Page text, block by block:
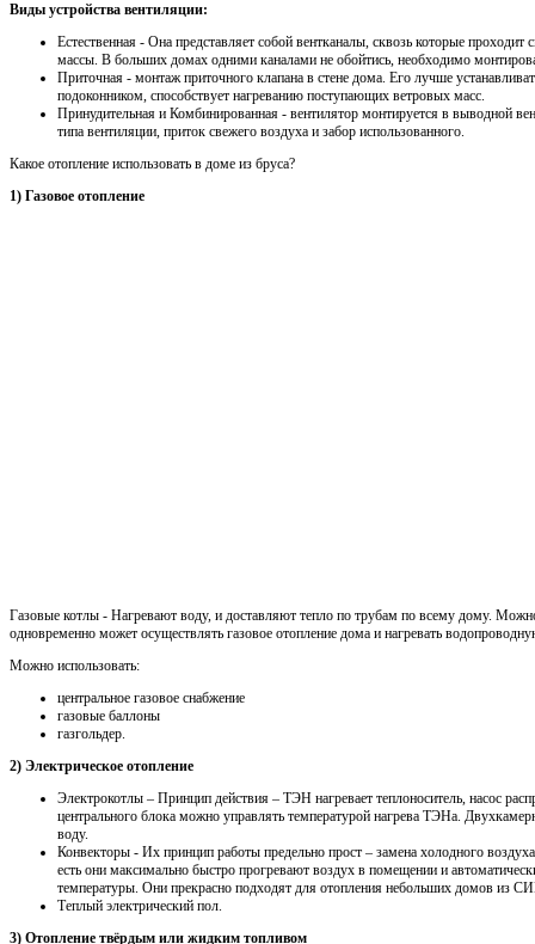
Виды устройства вентиляции:
Естественная - Она представляет собой вентканалы, сквозь которые
массы. В больших домах одними каналами не обойтись, необходимо
Приточная - монтаж приточного клапана в стене дома. Его лучше
подоконником, способствует нагреванию поступающих ветровых масс.
Принудительная и Комбинированная - вентилятор монтируется в выводной
типа вентиляции, приток свежего воздуха и забор использованного.
Какое отопление использовать в доме из бруса?
1) Газовое отопление
Газовые котлы - Нагревают воду, и доставляют тепло по трубам по всему дому.
одновременно может осуществлять газовое отопление дома и нагревать
Можно использовать:
центральное газовое снабжение
газовые баллоны
газгольдер.
2) Электрическое отопление
Электрокотлы – Принцип действия – ТЭН нагревает теплоноситель, насос
центрального блока можно управлять температурой нагрева ТЭНа.
воду.
Конвекторы - Их принцип работы предельно прост – замена холодного
есть они максимально быстро прогревают воздух в помещении и
температуры. Они прекрасно подходят для отопления небольших домов из
Теплый электрический пол.
3) Отопление твёрдым или жидким топливом